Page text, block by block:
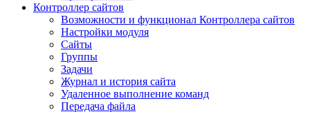
Контроллер сайтов
Возможности и функционал Контроллера сайтов
Настройки модуля
Сайты
Группы
Задачи
Журнал и история сайта
Удаленное выполнение команд
Передача файла